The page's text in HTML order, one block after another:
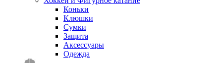
Коньки
Клюшки
Сумки
Защита
Аксессуары
Одежда